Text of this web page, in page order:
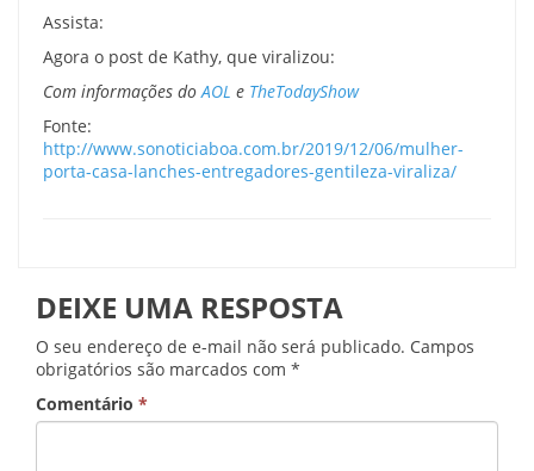
Assista:
Agora o post de Kathy, que viralizou:
Com informações do AOL e TheTodayShow
Fonte:
http://www.sonoticiaboa.com.br/2019/12/06/mulher-
porta-casa-lanches-entregadores-gentileza-viraliza/
DEIXE UMA RESPOSTA
O seu endereço de e-mail não será publicado. Campos
obrigatórios são marcados com *
Comentário *